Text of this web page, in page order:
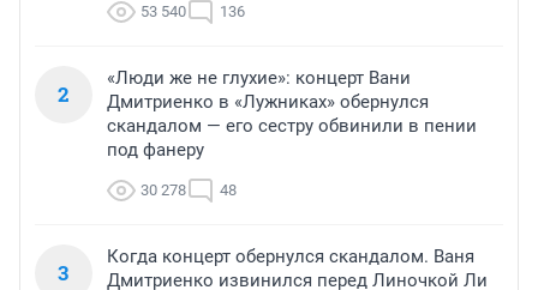
53 540 136
2
«Люди же не глухие»: концерт Вани
Дмитриенко в «Лужниках» обернулся
скандалом — его сестру обвинили в пении
под фанеру
30 278 48
3
Когда концерт обернулся скандалом. Ваня
Дмитриенко извинился перед Линочкой Ли